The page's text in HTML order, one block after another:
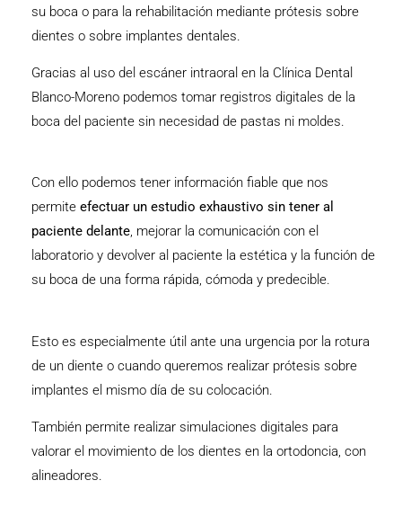
su boca o para la rehabilitación mediante prótesis sobre
dientes o sobre implantes dentales.
Gracias al uso del escáner intraoral en la Clínica Dental
Blanco-Moreno podemos tomar registros digitales de la
boca del paciente sin necesidad de pastas ni moldes.
Con ello podemos tener información fiable que nos
permite efectuar un estudio exhaustivo sin tener al
paciente delante, mejorar la comunicación con el
laboratorio y devolver al paciente la estética y la función de
su boca de una forma rápida, cómoda y predecible.
Esto es especialmente útil ante una urgencia por la rotura
de un diente o cuando queremos realizar prótesis sobre
implantes el mismo día de su colocación.
También permite realizar simulaciones digitales para
valorar el movimiento de los dientes en la ortodoncia, con
alineadores.